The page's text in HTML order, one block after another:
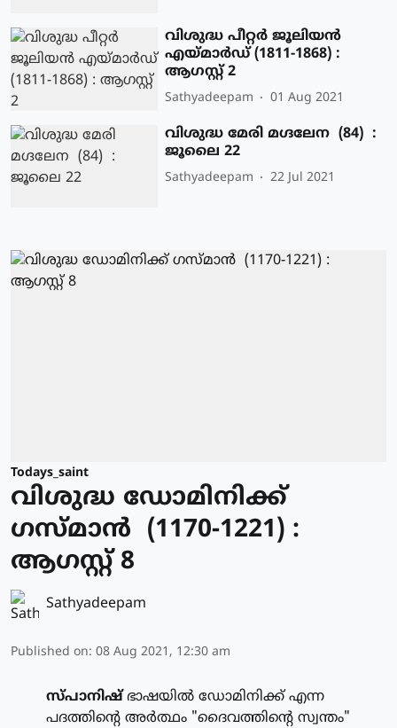
വിശുദ്ധ പീറ്റര്‍ ജൂലിയന്‍
എയ്മാര്‍ഡ് (1811-1868) :
ആഗസ്റ്റ് 2
Sathyadeepam 01 Aug 2021
വിശുദ്ധ മേരി മഗ്ദലേന (84) :
ജൂലൈ 22
Sathyadeepam 22 Jul 2021
Todays_saint
വിശുദ്ധ ഡോമിനിക്ക്
ഗസ്മാന്‍ (1170-1221) :
ആഗസ്റ്റ് 8
Sathyadeepam
Published on: 08 Aug 2021, 12:30 am
സ്പാനിഷ്ഭാഷയില്‍ ഡോമിനിക്ക് എന്ന
പദത്തിന്റെ അര്‍ത്ഥം "ദൈവത്തിന്റെ സ്വന്തം"